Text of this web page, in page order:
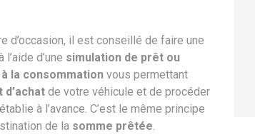
d’occasion, il est conseillé de faire une
l’aide d’une simulation de prêt ou
la consommation vous permettant
de votre véhicule et de procéder
à l’avance. C’est le même principe
de la somme prêtée.